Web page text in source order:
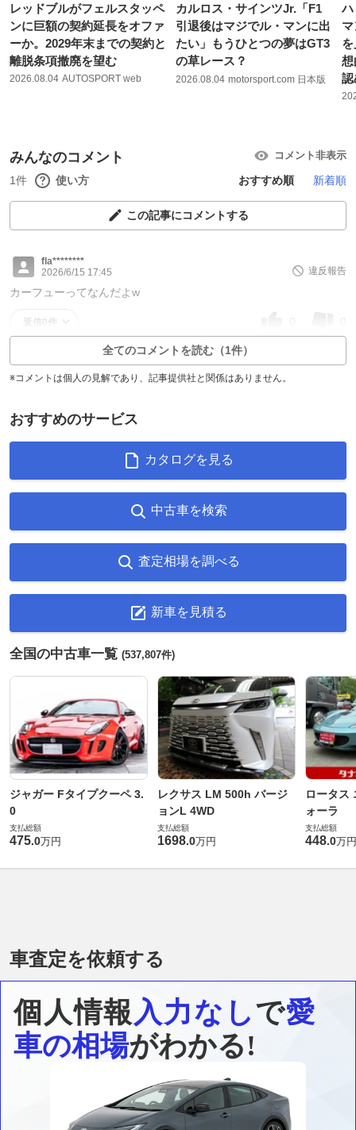
レッドブルがフェルスタッペ
ンに巨額の契約延長をオファ
ーか。2029年末までの契約と
離脱条項撤廃を望む
2026.08.04 AUTOSPORT web
カルロス・サインツJr.「F1
引退後はマジでル・マンに出
たい」もうひとつの夢はGT3
の草レース？
2026.08.04 motorsport.com 日本版
ハ
想
認
みんなのコメント コメント非表示
1件 使い方 おすすめ順 新着順
この記事にコメントする
fla********
2026/6/15 17:45
違反報告
カーフューってなんだよw
返信0件
全てのコメントを読む（1件）
※コメントは個人の見解であり、記事提供社と関係はありません。
おすすめのサービス
カタログを見る
中古車を検索
査定相場を調べる
新車を見積る
全国の中古車一覧 (537,807件)
ジャガー Fタイプクーペ 3.
0
支払総額
475.0万円
レクサス LM 500h バージ
ョンL 4WD
支払総額
1698.0万円
ロータス
ォーラ
支払総額
448.0万円
車査定を依頼する
個人情報入力なしで愛
車の相場がわかる!